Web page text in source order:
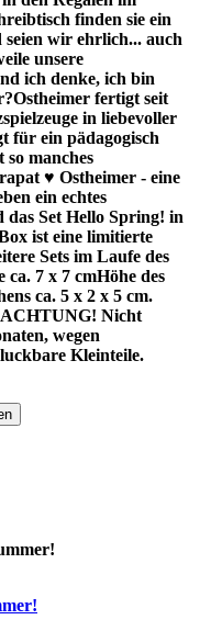
finden sie ein
wir ehrlich... auch
unsere
ich denke, ich bin
fertigt seit
in liebevoller
für ein pädagogisch
so manches
♥ Ostheimer - eine
ein echtes
Set Hello Spring! in
ist eine limitierte
Sets im Laufe des
7 x 7 cmHöhe des
ca. 5 x 2 x 5 cm.
ACHTUNG! Nicht
wegen
Kleinteile.